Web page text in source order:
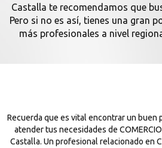
Castalla te recomendamos que
Pero si no es así, tienes una gran
más profesionales a nivel
Recuerda que es vital encontrar un buen
atender tus necesidades de
Castalla. Un profesional relacionado en